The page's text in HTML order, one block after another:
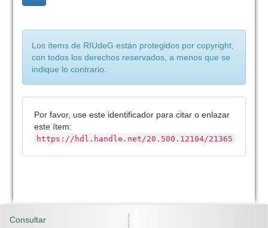
Los ítems de RIUdeG están protegidos por copyright,
con todos los derechos reservados, a menos que se
indique lo contrario.
Por favor, use este identificador para citar o enlazar
este ítem:
https://hdl.handle.net/20.500.12104/21365
Consultar